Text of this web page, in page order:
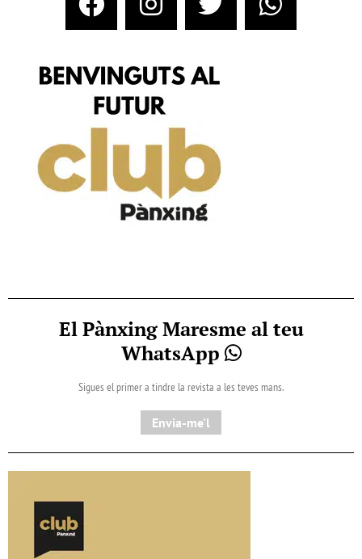
El Pànxing Maresme al teu
WhatsApp
Sigues el primer a tindre la revista a les teves mans.
Envia-me'l